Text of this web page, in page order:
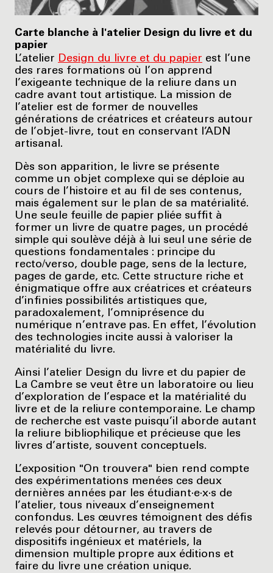
Carte blanche à l'atelier Design du livre et du
papier
L’atelier Design du livre et du papier est l’une
des rares formations où l’on apprend
l’exigeante technique de la reliure dans un
cadre avant tout artistique. La mission de
l’atelier est de former de nouvelles
générations de créatrices et créateurs autour
de l’objet-livre, tout en conservant l’ADN
artisanal.
Dès son apparition, le livre se présente
comme un objet complexe qui se déploie au
cours de l’histoire et au fil de ses contenus,
mais également sur le plan de sa matérialité.
Une seule feuille de papier pliée suffit à
former un livre de quatre pages, un procédé
simple qui soulève déjà à lui seul une série de
questions fondamentales : principe du
recto/verso, double page, sens de la lecture,
pages de garde, etc. Cette structure riche et
énigmatique offre aux créatrices et créateurs
d’infinies possibilités artistiques que,
paradoxalement, l’omniprésence du
numérique n’entrave pas. En effet, l’évolution
des technologies incite aussi à valoriser la
matérialité du livre.
Ainsi l’atelier Design du livre et du papier de
La Cambre se veut être un laboratoire ou lieu
d’exploration de l’espace et la matérialité du
livre et de la reliure contemporaine. Le champ
de recherche est vaste puisqu’il aborde autant
la reliure bibliophilique et précieuse que les
livres d’artiste, souvent conceptuels.
L’exposition "On trouvera" bien rend compte
des expérimentations menées ces deux
dernières années par les étudiant·e·x·s de
l’atelier, tous niveaux d’enseignement
confondus. Les œuvres témoignent des défis
relevés pour détourner, au travers de
dispositifs ingénieux et matériels, la
dimension multiple propre aux éditions et
faire du livre une création unique.